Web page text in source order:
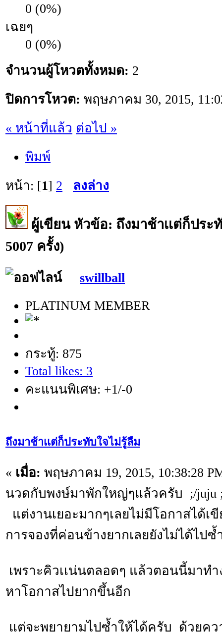
0 (0%)
เฉยๆ
0 (0%)
จำนวนผู้โหวตทั้งหมด: 2
ปิดการโหวต: พฤษภาคม 30, 2015,
« หน้าที่แล้ว ต่อไป »
พิมพ์
หน้า: [1] 2 ลงล่าง
ผู้เขียนหัวข้อ: ถึงมาช้าเเต่ก็ประ
5007 ครั้ง)
swillball
PLATINUM MEMBER
กระทู้: 875
Total likes: 3
คะแนนพิเศษ: +1/-0
ถึงมาช้าเเต่ก็ประทับใจไม่รู้ลืม
« เมื่อ: พฤษภาคม 19, 2015, 10:38:28
นวดกับพงษ์มาพักใหญ่ๆแล้วครับ ;/juju
แต่งานเยอะมากๆเลยไม่มีโอกาสได้เ
การจองที่ค่อนข้างยากเลยยังไม่ได้ไปซ้
เพราะคิวเเน่นตลอดๆ แล้วตอนนี้มาทำ
หาโอกาสไปยากขึ้นอีก
แต่จะพยายามไปซ้ำให้ได้ครับ ด้วยค